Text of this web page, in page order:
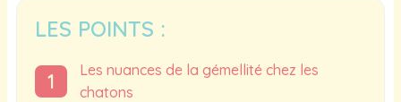
LES POINTS :
Les nuances de la gémellité chez les
chatons